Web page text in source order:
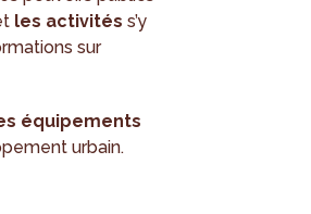
les activités s’y
sur
équipements
urbain.